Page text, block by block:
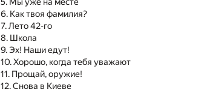
6. Как твоя фамилия?
7. Лето 42-го
8. Школа
9. Эх! Наши едут!
10. Хорошо, когда тебя уважают
11. Прощай, оружие!
12. Снова в Киеве